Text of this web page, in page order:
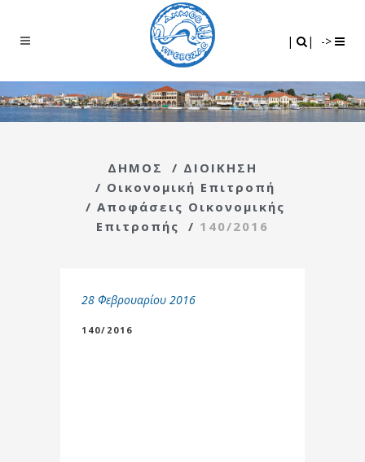
| | ->
ΔΗΜΟΣ / ΔΙΟΙΚΗΣΗ
/ Οικονομική Επιτροπή
/ Αποφάσεις Οικονομικής
Επιτροπής
/ 140/2016
28 Φεβρουαρίου 2016
140/2016